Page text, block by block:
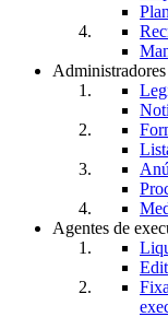
Agentes de